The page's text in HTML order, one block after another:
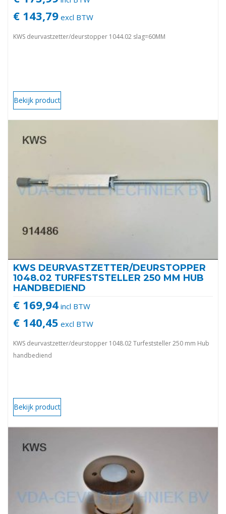
€ 143,79 excl BTW
KWS deurvastzetter/deurstopper 1044.02 slag=60MM
Bekijk product
KWS DEURVASTZETTER/DEURSTOPPER
1048.02 TURFESTSTELLER 250 MM HUB
HANDBEDIEND
€ 169,94 incl BTW
€ 140,45 excl BTW
KWS deurvastzetter/deurstopper 1048.02 Turfeststeller 250 mm Hub
handbediend
Bekijk product